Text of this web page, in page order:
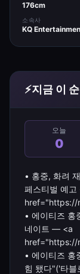
176cm
소속사
KQ
⚡지금 이
오늘
0
• 홍중, 화려
페스티벌 예
href="https://
• 에이티즈 홍
네이트 — <a
href="https://
• 에이티즈 홍
힘 됐다"('타